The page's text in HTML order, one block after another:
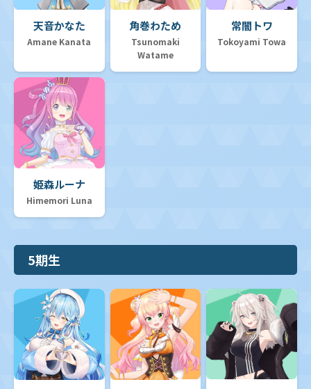
天音かなた
Amane Kanata
角巻わため
Tsunomaki
Watame
常闇トワ
Tokoyami Towa
姫森ルーナ
Himemori Luna
5期生